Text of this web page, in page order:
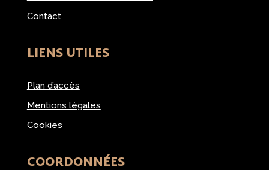
Contact
LIENS UTILES
Plan d’accès
Mentions légales
Cookies
COORDONNÉES